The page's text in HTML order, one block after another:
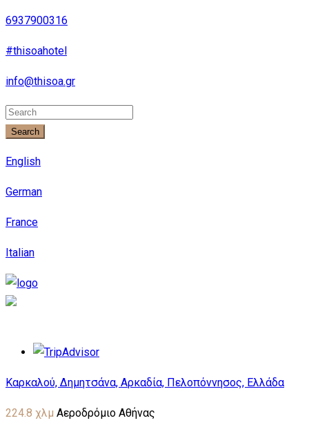
6937900316
#thisoahotel
info@thisoa.gr
Search
English
German
France
Italian
Καρκαλού, Δημητσάνα, Αρκαδία, Πελοπόννησος, Ελλάδα
224.8 χλμ Αεροδρόμιο Αθήνας